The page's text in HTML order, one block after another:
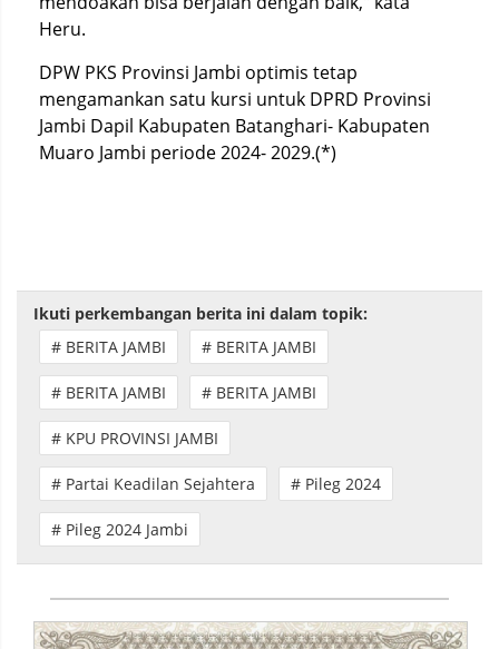
Heru.
DPW PKS Provinsi Jambi optimis tetap
mengamankan satu kursi untuk DPRD Provinsi
Jambi Dapil Kabupaten Batanghari- Kabupaten
Muaro Jambi periode 2024- 2029.(*)
Ikuti perkembangan berita ini dalam topik:
# BERITA JAMBI
# BERITA JAMBI
# BERITA JAMBI # BERITA JAMBI
# KPU PROVINSI JAMBI
# Partai Keadilan Sejahtera # Pileg 2024
# Pileg 2024 Jambi